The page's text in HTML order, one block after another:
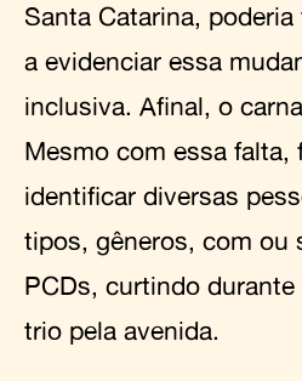
Santa Catarina,
a evidenciar essa
inclusiva. Afinal, o
Mesmo com essa falta,
identificar diversas
tipos, gêneros, com ou
PCDs, curtindo
trio pela avenida.